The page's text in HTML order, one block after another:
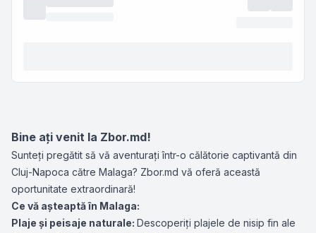
Bine ați venit la Zbor.md!
Sunteți pregătit să vă aventurați într-o călătorie captivantă din
Cluj-Napoca către Malaga? Zbor.md vă oferă această
oportunitate extraordinară!
Ce vă așteaptă în Malaga:
Plaje și peisaje naturale: Descoperiți plajele de nisip fin ale